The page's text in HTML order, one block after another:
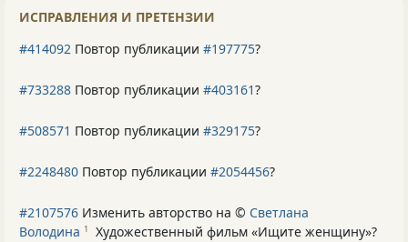
ИСПРАВЛЕНИЯ И ПРЕТЕНЗИИ
#414092 Повтор публикации #197775?
#733288 Повтор публикации #403161?
#508571 Повтор публикации #329175?
#2248480 Повтор публикации #2054456?
#2107576 Изменить авторство на © Светлана
Володина 1 Художественный фильм «Ищите женщину»?